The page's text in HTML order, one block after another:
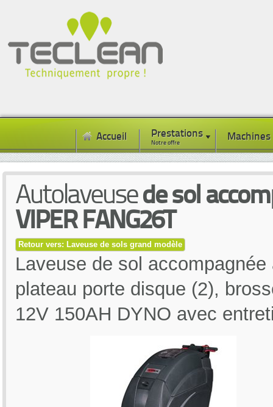
Accueil Prestations
Notre offre
Machines
Autolaveusede sol
VIPER FANG26T
Retour vers: Laveuse de sols grand modèle
Laveuse de sol
plateau porte disque (2),
12V 150AH DYNO avec